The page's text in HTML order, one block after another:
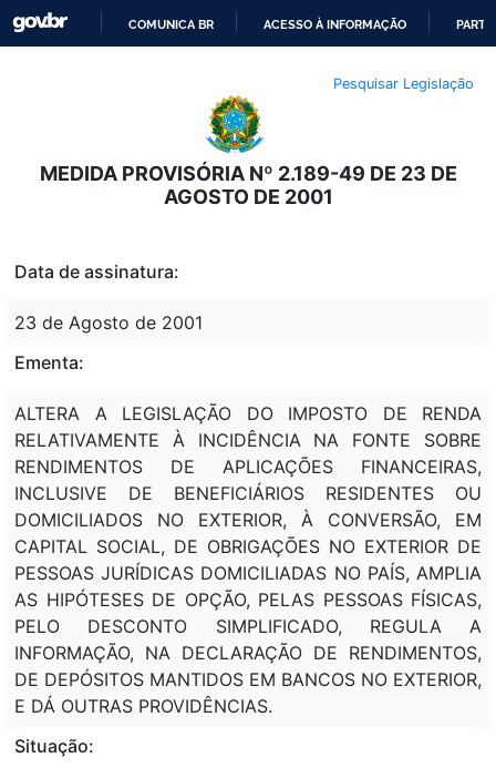
O
CONTEÚDO
COMUNICA BR ACESSO À INFORMAÇÃO
Pesquisar Legislação
MEDIDA PROVISÓRIA Nº 2.189-49 DE 23 DE
AGOSTO DE 2001
Data de assinatura:
23 de Agosto de 2001
Ementa:
ALTERA A LEGISLAÇÃO DO IMPOSTO DE RENDA
RELATIVAMENTE À INCIDÊNCIA NA FONTE SOBRE
RENDIMENTOS DE APLICAÇÕES FINANCEIRAS,
INCLUSIVE DE BENEFICIÁRIOS RESIDENTES OU
DOMICILIADOS NO EXTERIOR, À CONVERSÃO, EM
CAPITAL SOCIAL, DE OBRIGAÇÕES NO EXTERIOR DE
PESSOAS JURÍDICAS DOMICILIADAS NO PAÍS, AMPLIA
AS HIPÓTESES DE OPÇÃO, PELAS PESSOAS FÍSICAS,
PELO DESCONTO SIMPLIFICADO, REGULA A
INFORMAÇÃO, NA DECLARAÇÃO DE RENDIMENTOS,
DE DEPÓSITOS MANTIDOS EM BANCOS NO EXTERIOR,
E DÁ OUTRAS PROVIDÊNCIAS.
Situação: